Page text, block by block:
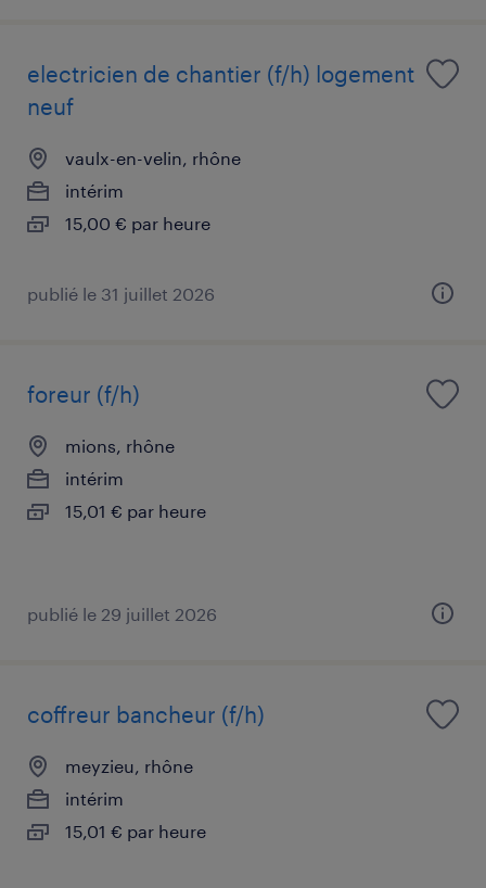
electricien de chantier (f/h) logement
neuf
vaulx-en-velin, rhône
intérim
15,00 € par heure
publié le 31 juillet 2026
foreur (f/h)
mions, rhône
intérim
15,01 € par heure
publié le 29 juillet 2026
coffreur bancheur (f/h)
meyzieu, rhône
intérim
15,01 € par heure